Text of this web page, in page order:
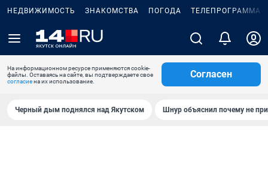
НЕДВИЖИМОСТЬ ЗНАКОМСТВА ПОГОДА ТЕЛЕПРОГРАММА
На информационном ресурсе применяются cookie-
файлы. Оставаясь на сайте, вы подтверждаете свое
согласиена их использование.
Согласен
Черный дым поднялся над Якутском Шнур объяснил почему не